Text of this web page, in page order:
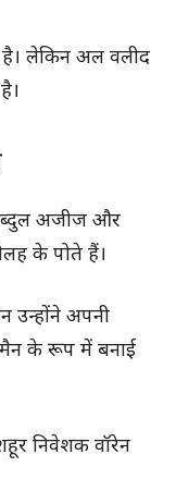
लेकिन अल वलीद
अजीज और
के पोते हैं।
उन्होंने अपनी
के रूप में बनाई
निवेशक वॉरेन